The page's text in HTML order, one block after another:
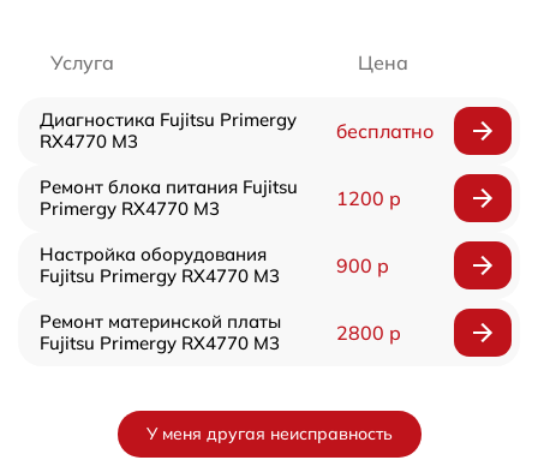
Услуга Цена
Диагностика Fujitsu Primergy
RX4770 M3
бесплатно
Ремонт блока питания Fujitsu
Primergy RX4770 M3
1200 р
Настройка оборудования
Fujitsu Primergy RX4770 M3
900 р
Ремонт материнской платы
Fujitsu Primergy RX4770 M3
2800 р
У меня другая неисправность